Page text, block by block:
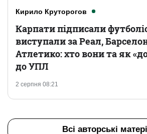
Кирило Круторогов
2 серпня 08:21
Карпати підписали
виступали за Реал,
Атлетико: хто вони та як
до УПЛ
Всі авторські